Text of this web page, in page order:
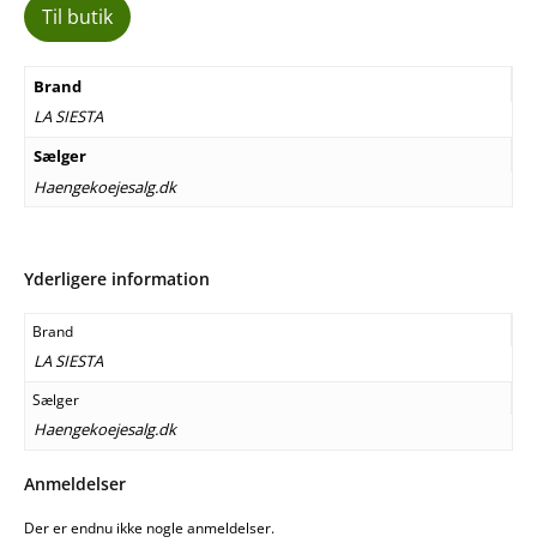
Til butik
Brand
LA SIESTA
Sælger
Haengekoejesalg.dk
Yderligere information
Brand
LA SIESTA
Sælger
Haengekoejesalg.dk
Anmeldelser
Der er endnu ikke nogle anmeldelser.